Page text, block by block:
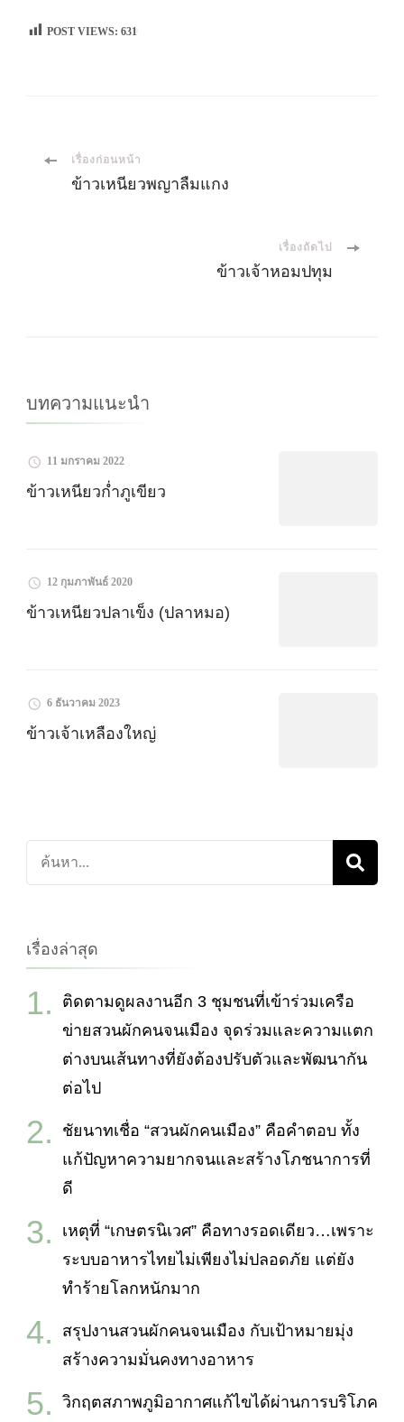
POST VIEWS: 631
เมนูเรื่องก่อนหน้า
ข้าวเหนียวพญาลืมแกง
เรื่องถัดไป
ข้าวเจ้าหอมปทุม
บทความแนะนำ
11 มกราคม 2022
ข้าวเหนียวก่ำภูเขียว
12 กุมภาพันธ์ 2020
ข้าวเหนียวปลาเข็ง (ปลาหมอ)
6 ธันวาคม 2023
ข้าวเจ้าเหลืองใหญ่
ค้นหา
เกี่ยว
เรื่องล่าสุด
ติดตามดูผลงานอีก 3 ชุมชนที่เข้าร่วมเครือ
ข่ายสวนผักคนจนเมือง จุดร่วมและความแตก
ต่างบนเส้นทางที่ยังต้องปรับตัวและพัฒนากัน
ต่อไป
ชัยนาทเชื่อ “สวนผักคนเมือง” คือคำตอบ ทั้ง
แก้ปัญหาความยากจนและสร้างโภชนาการที่
ดี
เหตุที่ “เกษตรนิเวศ” คือทางรอดเดียว…เพราะ
ระบบอาหารไทยไม่เพียงไม่ปลอดภัย แต่ยัง
ทำร้ายโลกหนักมาก
สรุปงานสวนผักคนจนเมือง กับเป้าหมายมุ่ง
สร้างความมั่นคงทางอาหาร
วิกฤตสภาพภูมิอากาศแก้ไขได้ผ่านการบริโภค